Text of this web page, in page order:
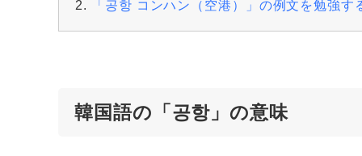
「공항 コンハン（空港）」の例文を勉強す
韓国語の「공항」の意味